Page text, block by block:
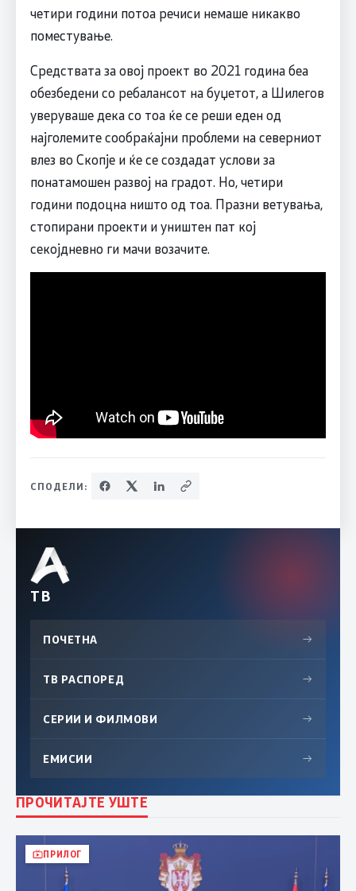
четири години потоа речиси немаше никакво
поместување.
Средствата за овој проект во 2021 година беа
обезбедени со ребалансот на буџетот, а Шилегов
уверуваше дека со тоа ќе се реши еден од
најголемите сообраќајни проблеми на северниот
влез во Скопје и ќе се создадат услови за
понатамошен развој на градот. Но, четири
години подоцна ништо од тоа. Празни ветувања,
стопирани проекти и уништен пат кој
секојдневно ги мачи возачите.
СПОДЕЛИ:
ТВ
ПОЧЕТНА →
ТВ РАСПОРЕД →
СЕРИИ И ФИЛМОВИ →
ЕМИСИИ →
ПРОЧИТАЈТЕ УШТЕ
ПРИЛОГ